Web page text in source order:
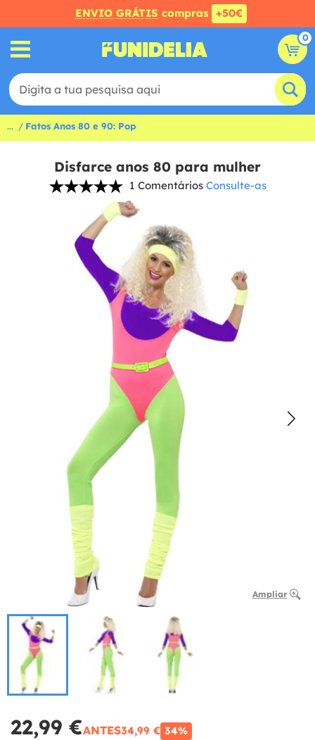
ENVIO GRÁTIS compras +50€
0
... Fatos Anos 80 e 90: Pop
Disfarce anos 80 para mulher
1 Comentários Consulte-as
Ampliar
22,99 €ANTES34,99 € 34%